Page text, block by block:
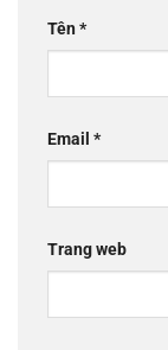
Tên*
Email *
Trang web